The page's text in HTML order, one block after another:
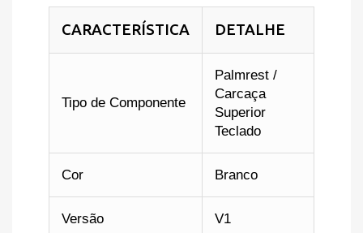
CARACTERÍSTICA DETALHE
Tipo de Componente
Palmrest /
Carcaça
Superior
Teclado
Cor Branco
Versão V1